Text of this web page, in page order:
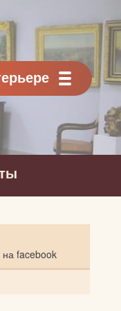
на facebook